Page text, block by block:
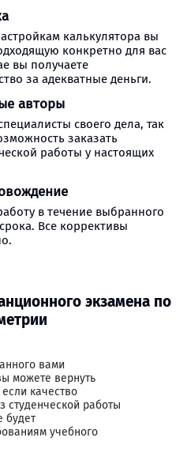
калькулятора вы
конкретно для вас
вы получаете
за адекватные деньги.
авторы
своего дела, так
заказать
работы у настоящих
в течение выбранного
Все коррективы
экзамена по
вами
можете вернуть
качество
студенческой работы
будет
учебного